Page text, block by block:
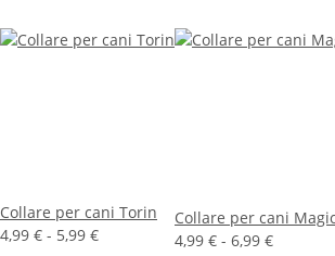
Collare per cani Torin
4,99 € - 5,99 €
Collare per cani Magic
4,99 € - 6,99 €